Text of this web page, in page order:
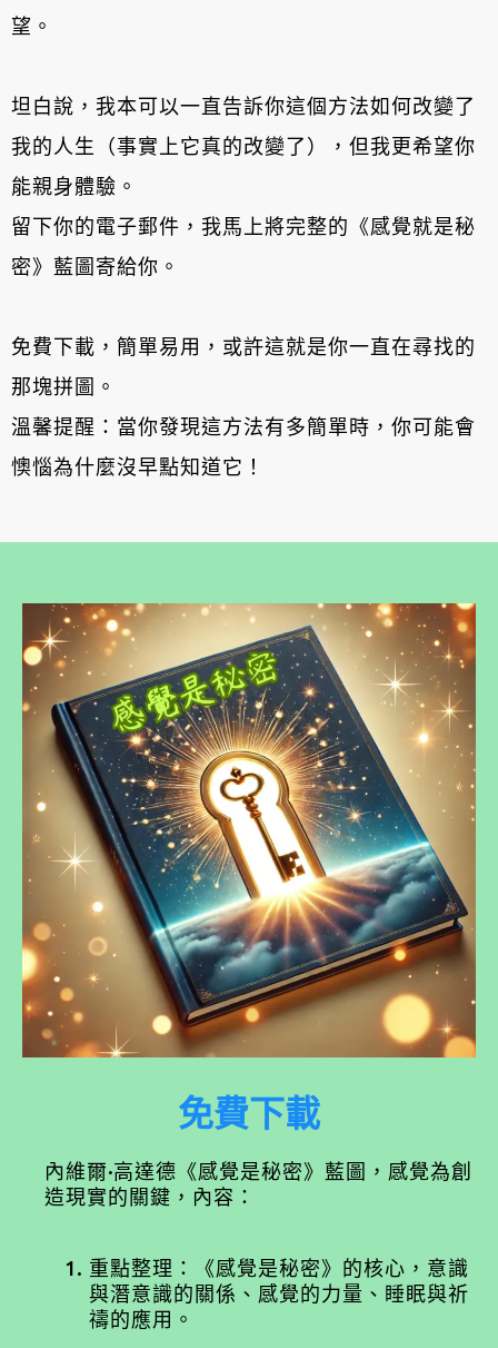
望。
坦白說，我本可以一直告訴你這個方法如何改變了
我的人生（事實上它真的改變了），但我更希望你
能親身體驗。
留下你的電子郵件，我馬上將完整的《感覺就是秘
密》藍圖寄給你。
免費下載，簡單易用，或許這就是你一直在尋找的
那塊拼圖。
溫馨提醒：當你發現這方法有多簡單時，你可能會
懊惱為什麼沒早點知道它！
免費下載
內維爾·高達德《感覺是秘密》藍圖，感覺為創
造現實的關鍵，內容：
重點整理：《感覺是秘密》的核心，意識
與潛意識的關係、感覺的力量、睡眠與祈
禱的應用。